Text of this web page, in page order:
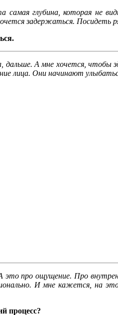
глубина, которая не
задержаться. Посидеть
А мне хочется, чтобы
лица. Они начинают
про ощущение. Про
И мне кажется, на
процесс?